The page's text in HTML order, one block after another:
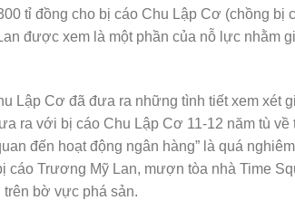
tỉ đồng cho bị cáo Chu Lập Cơ (chồng bị
được xem là một phần của nỗ lực nhằm
Lập Cơ đã đưa ra những tình tiết xem xét
ra với bị cáo Chu Lập Cơ 11-12 năm tù về
đến hoạt động ngân hàng” là quá
Trương Mỹ Lan, mượn tòa nhà Time
bờ vực phá sản.